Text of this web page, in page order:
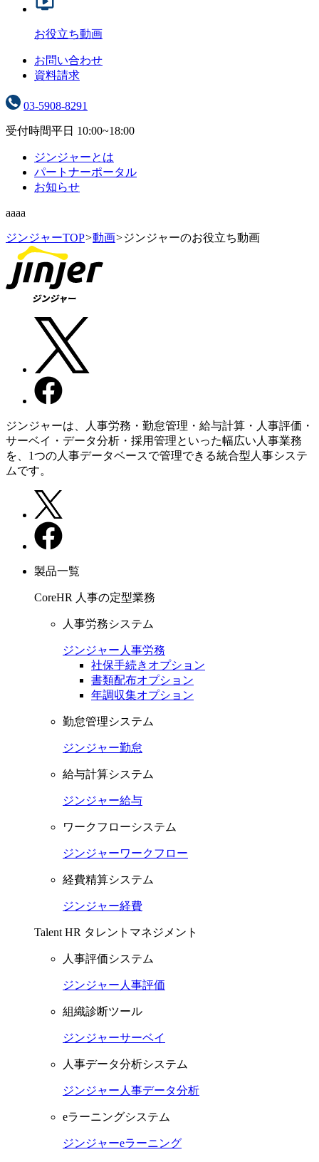
お役立ち動画
お問い合わせ
資料請求
03-5908-8291
受付時間平日 10:00~18:00
ジンジャーとは
パートナーポータル
お知らせ
aaaa
ジンジャーTOP>動画>ジンジャーのお役立ち動画
ジンジャーは、人事労務・勤怠管理・給与計算・人事評価・
サーベイ・データ分析・採用管理といった幅広い人事業務
を、1つの人事データベースで管理できる統合型人事システ
ムです。
製品一覧
CoreHR 人事の定型業務
人事労務システム
ジンジャー人事労務
社保手続きオプション
書類配布オプション
年調収集オプション
勤怠管理システム
ジンジャー勤怠
給与計算システム
ジンジャー給与
ワークフローシステム
ジンジャーワークフロー
経費精算システム
ジンジャー経費
Talent HR タレントマネジメント
人事評価システム
ジンジャー人事評価
組織診断ツール
ジンジャーサーベイ
人事データ分析システム
ジンジャー人事データ分析
eラーニングシステム
ジンジャーeラーニング